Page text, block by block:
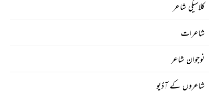
کلاسیکی شاعر
شاعرات
نوجوان شاعر
شاعروں کے آڈیو